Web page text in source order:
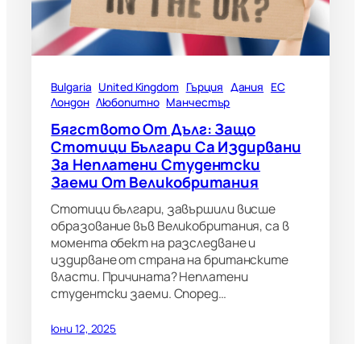
Bulgaria United Kingdom Гърция Дания
ЕС
Лондон Любопитно Манчестър
Бягството От Дълг: Защо
Стотици Българи Са Издирвани
За Неплатени Студентски
Заеми От Великобритания
Стотици българи, завършили висше
образование във Великобритания, са в
момента обект на разследване и
издирване от страна на британските
власти. Причината? Неплатени
студентски заеми. Според…
юни 12, 2025